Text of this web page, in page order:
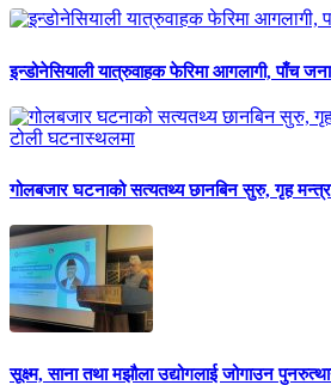
इन्डोनेसियाली यात्रुवाहक फेरिमा आगलागी, पाँच
गोलबजार घटनाको सत्यतथ्य छानबिन सुरु, गृह
सूक्ष्म, साना तथा मझौला उद्योगलाई जोगाउन